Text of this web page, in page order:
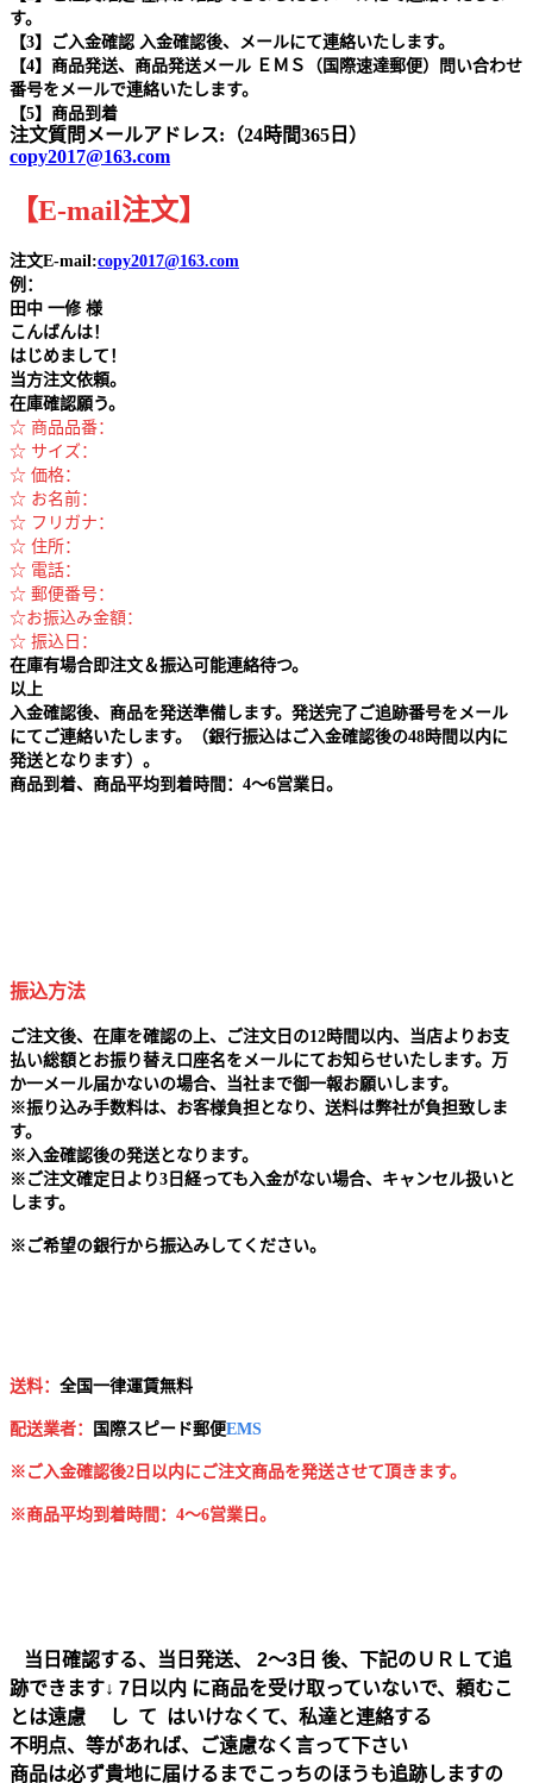
す。
【3】ご入金確認 入金確認後、メールにて連絡いたします。
【4】商品発送、商品発送メール ＥＭＳ（国際速達郵便）問い合わせ
番号をメールで連絡いたします。
【5】商品到着
注文質問メールアドレス:（24時間365日）
copy2017@163.com
【E-mail注文】
注文E-mail:copy2017@163.com
例：
田中 一修 様
こんばんは！
はじめまして！
当方注文依頼。
在庫確認願う。
☆ 商品品番：
☆ サイズ：
☆ 価格：
☆ お名前：
☆ フリガナ：
☆ 住所：
☆ 電話：
☆ 郵便番号：
☆お振込み金額：
☆ 振込日：
在庫有場合即注文＆振込可能連絡待つ。
以上
入金確認後、商品を発送準備します。発送完了ご追跡番号をメール
にてご連絡いたします。（銀行振込はご入金確認後の48時間以内に
発送となります）。
商品到着、商品平均到着時間：4～6営業日。
振込方法
ご注文後、在庫を確認の上、ご注文日の12時間以内、当店よりお支
払い総額とお振り替え口座名をメールにてお知らせいたします。万
か一メール届かないの場合、当社まで御一報お願いします。
※振り込み手数料は、お客様負担となり、送料は弊社が負担致しま
す。
※ 入金確認後の発送となります。
※ ご注文確定日より3日経っても入金がない場合、キャンセル扱いと
します。
※ ご希望の銀行から振込みしてください。
送料： 全国一律運賃無料
配送業者： 国 際スピード郵便EMS
※ご入金確認後2日以内にご注文商品を発送させて頂きます。
※商品平均到着時間：4～6営業日。
当日確認する、当日発送、 2～3日 後、下記のＵＲＬて追
跡できます↓ 7日以内 に商品を受け取っていないで、頼むこ
とは遠慮 し て はいけなくて、私達と連絡する
不明点、等があれば、ご遠慮なく言って下さい
商品は必ず貴地に届けるまでこっちのほうも追跡しますの